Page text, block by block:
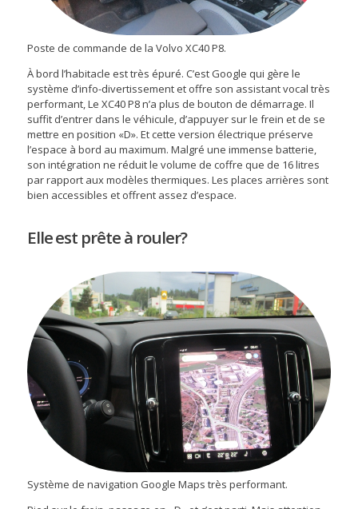
Poste de commande de la Volvo XC40 P8.
À bord l’habitacle est très épuré. C’est Google qui gère le
système d’info-divertissement et offre son assistant vocal très
performant, Le XC40 P8 n’a plus de bouton de démarrage. Il
suffit d’entrer dans le véhicule, d’appuyer sur le frein et de se
mettre en position «D». Et cette version électrique préserve
l’espace à bord au maximum. Malgré une immense batterie,
son intégration ne réduit le volume de coffre que de 16 litres
par rapport aux modèles thermiques. Les places arrières sont
bien accessibles et offrent assez d’espace.
Elle est prête à rouler?
Système de navigation Google Maps très performant.